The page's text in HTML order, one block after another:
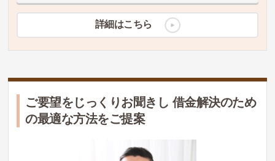
詳細はこちら
ご要望をじっくりお聞きし 借金解決のため
の最適な方法をご提案